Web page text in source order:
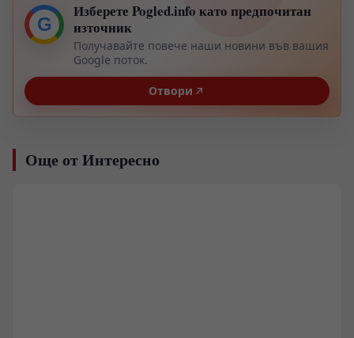
G
Изберете Pogled.info като предпочитан
източник
Получавайте повече наши новини във вашия
Google поток.
Отвори
Още от Интересно